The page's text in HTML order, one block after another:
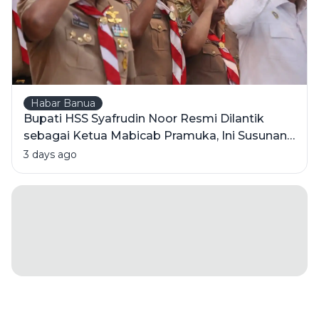
Habar Banua
Bupati HSS Syafrudin Noor Resmi Dilantik
sebagai Ketua Mabicab Pramuka, Ini Susunan
Pengurus 2025-2030
3 days ago